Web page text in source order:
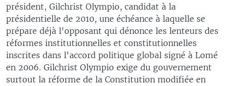
REPORTAGES
VOUS + NOUS
CARNET DE SANTÉ
L'AMÉRIQUE ET VOUS
DIALOGUE DES RELIGIONS
RM SHOW
SANGO
Langues
président, Gilchrist Olympio, candidat à la
présidentielle de 2010, une échéance à laquelle se
prépare déjà l'opposant qui dénonce les lenteurs des
réformes institutionnelles et constitutionnelles
inscrites dans l'accord politique global signé à Lomé
en 2006. Gilchrist Olympio exige du gouvernement
surtout la réforme de la Constitution modifiée en